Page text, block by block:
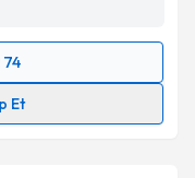
74
Et